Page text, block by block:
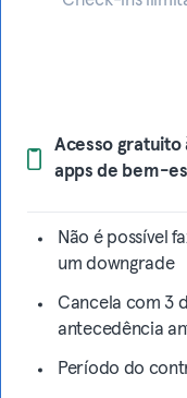
Acesso gratuito
apps de bem-
Não é possível
um downgrade
Cancela com 3
antecedência
Período do